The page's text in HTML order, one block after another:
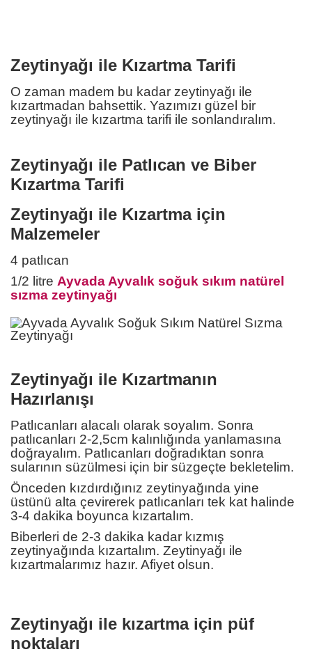
Zeytinyağı ile Kızartma Tarifi
O zaman madem bu kadar zeytinyağı ile
kızartmadan bahsettik. Yazımızı güzel bir
zeytinyağı ile kızartma tarifi ile sonlandıralım.
Zeytinyağı ile Patlıcan ve Biber
Kızartma Tarifi
Zeytinyağı ile Kızartma için
Malzemeler
4 patlıcan
1/2 litre Ayvada Ayvalık soğuk sıkım natürel
sızma zeytinyağı
Zeytinyağı ile Kızartmanın
Hazırlanışı
Patlıcanları alacalı olarak soyalım. Sonra
patlıcanları 2-2,5cm kalınlığında yanlamasına
doğrayalım. Patlıcanları doğradıktan sonra
sularının süzülmesi için bir süzgeçte bekletelim.
Önceden kızdırdığınız zeytinyağında yine
üstünü alta çevirerek patlıcanları tek kat halinde
3-4 dakika boyunca kızartalım.
Biberleri de 2-3 dakika kadar kızmış
zeytinyağında kızartalım. Zeytinyağı ile
kızartmalarımız hazır. Afiyet olsun.
Zeytinyağı ile kızartma için püf
noktaları